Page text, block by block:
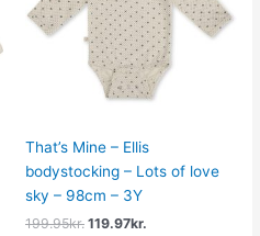
That’s Mine – Ellis
bodystocking – Lots of love
sky – 98cm – 3Y
199.95kr. 119.97kr.